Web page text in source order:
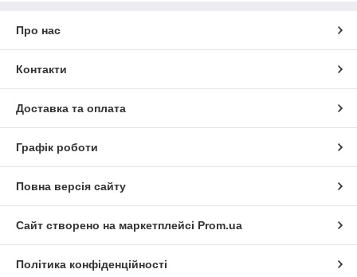
Про нас
Контакти
Доставка та оплата
Графік роботи
Повна версія сайту
Сайт створено на маркетплейсі Prom.ua
Політика конфіденційності